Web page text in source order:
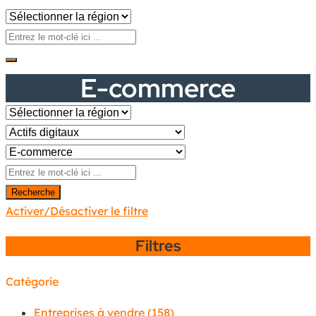
E-commerce
Recherche
Activer/Désactiver le filtre
Filtres
Catégorie
Entreprises à vendre (158)